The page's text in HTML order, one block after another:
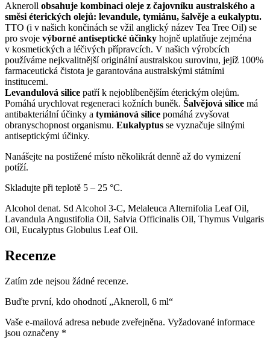
Akneroll obsahuje kombinaci oleje z čajovníku australského a
směsi éterických olejů: levandule, tymiánu, šalvěje a eukalyptu.
TTO (i v našich končinách se vžil anglický název Tea Tree Oil) se
pro svoje výborné antiseptické účinky hojně uplatňuje zejména
v kosmetických a léčivých přípravcích. V našich výrobcích
používáme nejkvalitnější originální australskou surovinu, jejíž 100%
farmaceutická čistota je garantována australskými státními
institucemi.
Levandulová silice patří k nejoblíbenějším éterickým olejům.
Pomáhá urychlovat regeneraci kožních buněk. Šalvějová silice má
antibakteriální účinky a tymiánová silice pomáhá zvyšovat
obranyschopnost organismu. Eukalyptus se vyznačuje silnými
antiseptickými účinky.
Nanášejte na postižené místo několikrát denně až do vymizení
potíží.
Skladujte při teplotě 5 – 25 °C.
Alcohol denat. Sd Alcohol 3-C, Melaleuca Alternifolia Leaf Oil,
Lavandula Angustifolia Oil, Salvia Officinalis Oil, Thymus Vulgaris
Oil, Eucalyptus Globulus Leaf Oil.
Recenze
Zatím zde nejsou žádné recenze.
Buďte první, kdo ohodnotí „Akneroll, 6 ml“
Vaše e-mailová adresa nebude zveřejněna. Vyžadované informace
jsou označeny *